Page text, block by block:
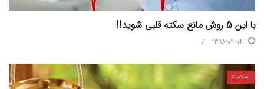
با این 5 روش مانع سکته قلبی شوید!!
1398-04-04
سلامت